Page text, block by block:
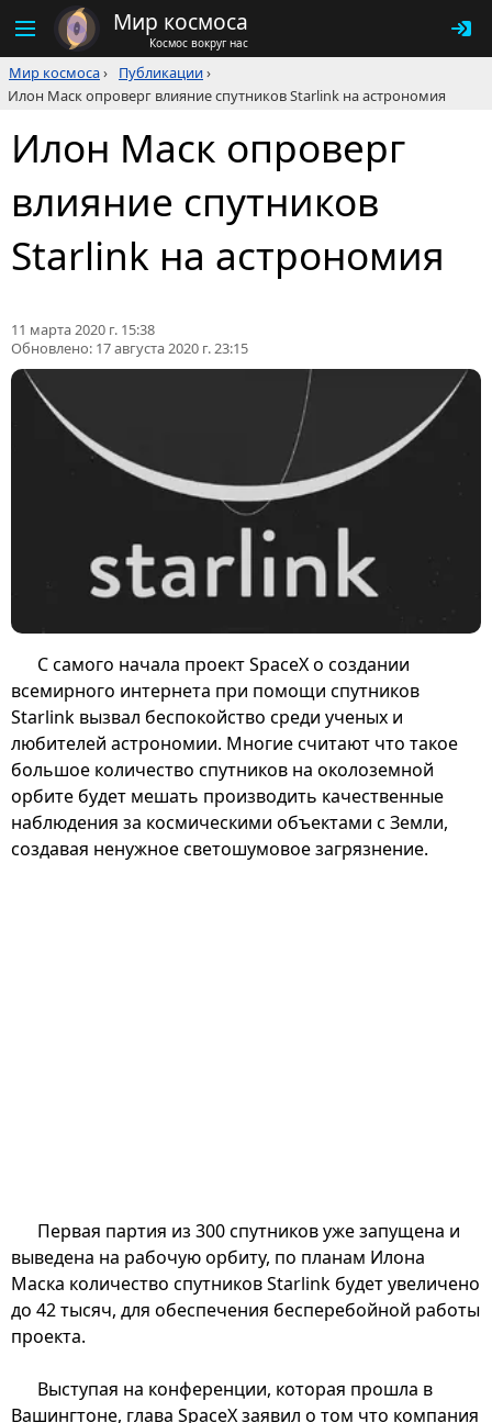
Мир космоса
Космос вокруг нас
Мир космоса› Публикации›
Илон Маск опроверг влияние спутников Starlink на астрономия
Илон Маск опроверг
влияние спутников
Starlink на астрономия
11 марта 2020 г. 15:38
Обновлено: 17 августа 2020 г. 23:15
С самого начала проект SpaceX о создании
всемирного интернета при помощи спутников
Starlink вызвал беспокойство среди ученых и
любителей астрономии. Многие считают что такое
большое количество спутников на околоземной
орбите будет мешать производить качественные
наблюдения за космическими объектами с Земли,
создавая ненужное светошумовое загрязнение.
Первая партия из 300 спутников уже запущена и
выведена на рабочую орбиту, по планам Илона
Маска количество спутников Starlink будет увеличено
до 42 тысяч, для обеспечения бесперебойной работы
проекта.
Выступая на конференции, которая прошла в
Вашингтоне, глава SpaceX заявил о том что компания